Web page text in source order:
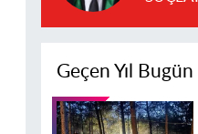
Geçen Yıl Bugün